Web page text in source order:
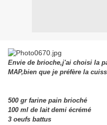
Envie de brioche,j'ai choisi la
MAP,bien que je préfère la
500 gr farine pain brioché
100 ml de lait demi écrémé
3 oeufs battus